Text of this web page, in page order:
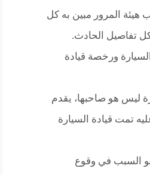
هيئة المرور مبين به كل
تفاصيل الحادث.
ورخصة قيادة
ليس هو صاحبها، يقدم
تمت قيادة السيارة
السبب في وقوع